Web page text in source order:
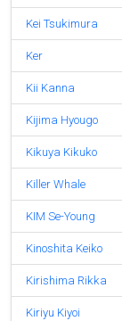
Kei Tsukimura
Ker
Kii Kanna
Kijima Hyougo
Kikuya Kikuko
Killer Whale
KIM Se-Young
Kinoshita Keiko
Kirishima Rikka
Kiriyu Kiyoi